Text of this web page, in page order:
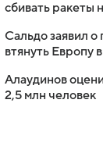
сбивать ракеты
Сальдо заявил
втянуть Европу
Алаудинов
2,5 млн человек